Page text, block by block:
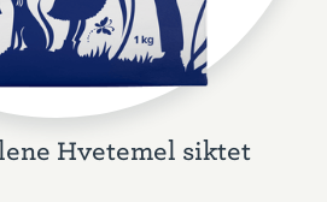
Hvetemel siktet